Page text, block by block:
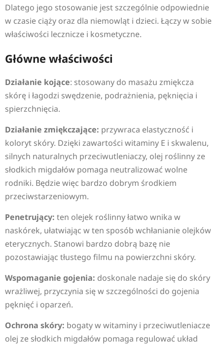
Dlatego jego stosowanie jest szczególnie odpowiednie
w czasie ciąży oraz dla niemowląt i dzieci. Łączy w sobie
właściwości lecznicze i kosmetyczne.
Główne właściwości
Działanie kojące: stosowany do masażu zmiękcza
skórę i łagodzi swędzenie, podrażnienia, pęknięcia i
spierzchnięcia.
Działanie zmiękczające: przywraca elastyczność i
koloryt skóry. Dzięki zawartości witaminy E i skwalenu,
silnych naturalnych przeciwutleniaczy, olej roślinny ze
słodkich migdałów pomaga neutralizować wolne
rodniki. Będzie więc bardzo dobrym środkiem
przeciwstarzeniowym.
Penetrujący: ten olejek roślinny łatwo wnika w
naskórek, ułatwiając w ten sposób wchłanianie olejków
eterycznych. Stanowi bardzo dobrą bazę nie
pozostawiając tłustego filmu na powierzchni skóry.
Wspomaganie gojenia: doskonale nadaje się do skóry
wrażliwej, przyczynia się w szczególności do gojenia
pęknięć i oparzeń.
Ochrona skóry: bogaty w witaminy i przeciwutleniacze
olej ze słodkich migdałów pomaga regulować układ